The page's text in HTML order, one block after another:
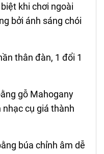
khi chơi ngoài
bởi ánh sáng chói
thân đàn, 1 đổi 1
gỗ Mahogany
cụ giá thành
búa chỉnh âm dễ